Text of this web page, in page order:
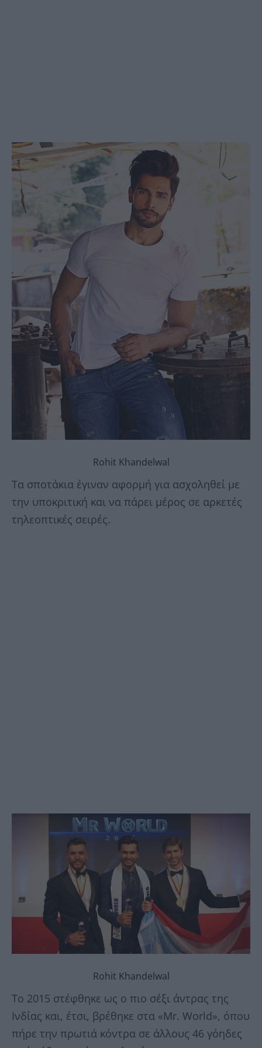
Rohit Khandelwal
Τα σποτάκια έγιναν αφορμή για ασχοληθεί με
την υποκριτική και να πάρει μέρος σε αρκετές
τηλεοπτικές σειρές.
Rohit Khandelwal
Το 2015 στέφθηκε ως ο πιο σέξι άντρας της
Ινδίας και, έτσι, βρέθηκε στα «Mr. World», όπου
πήρε την πρωτιά κόντρα σε άλλους 46 γόηδες